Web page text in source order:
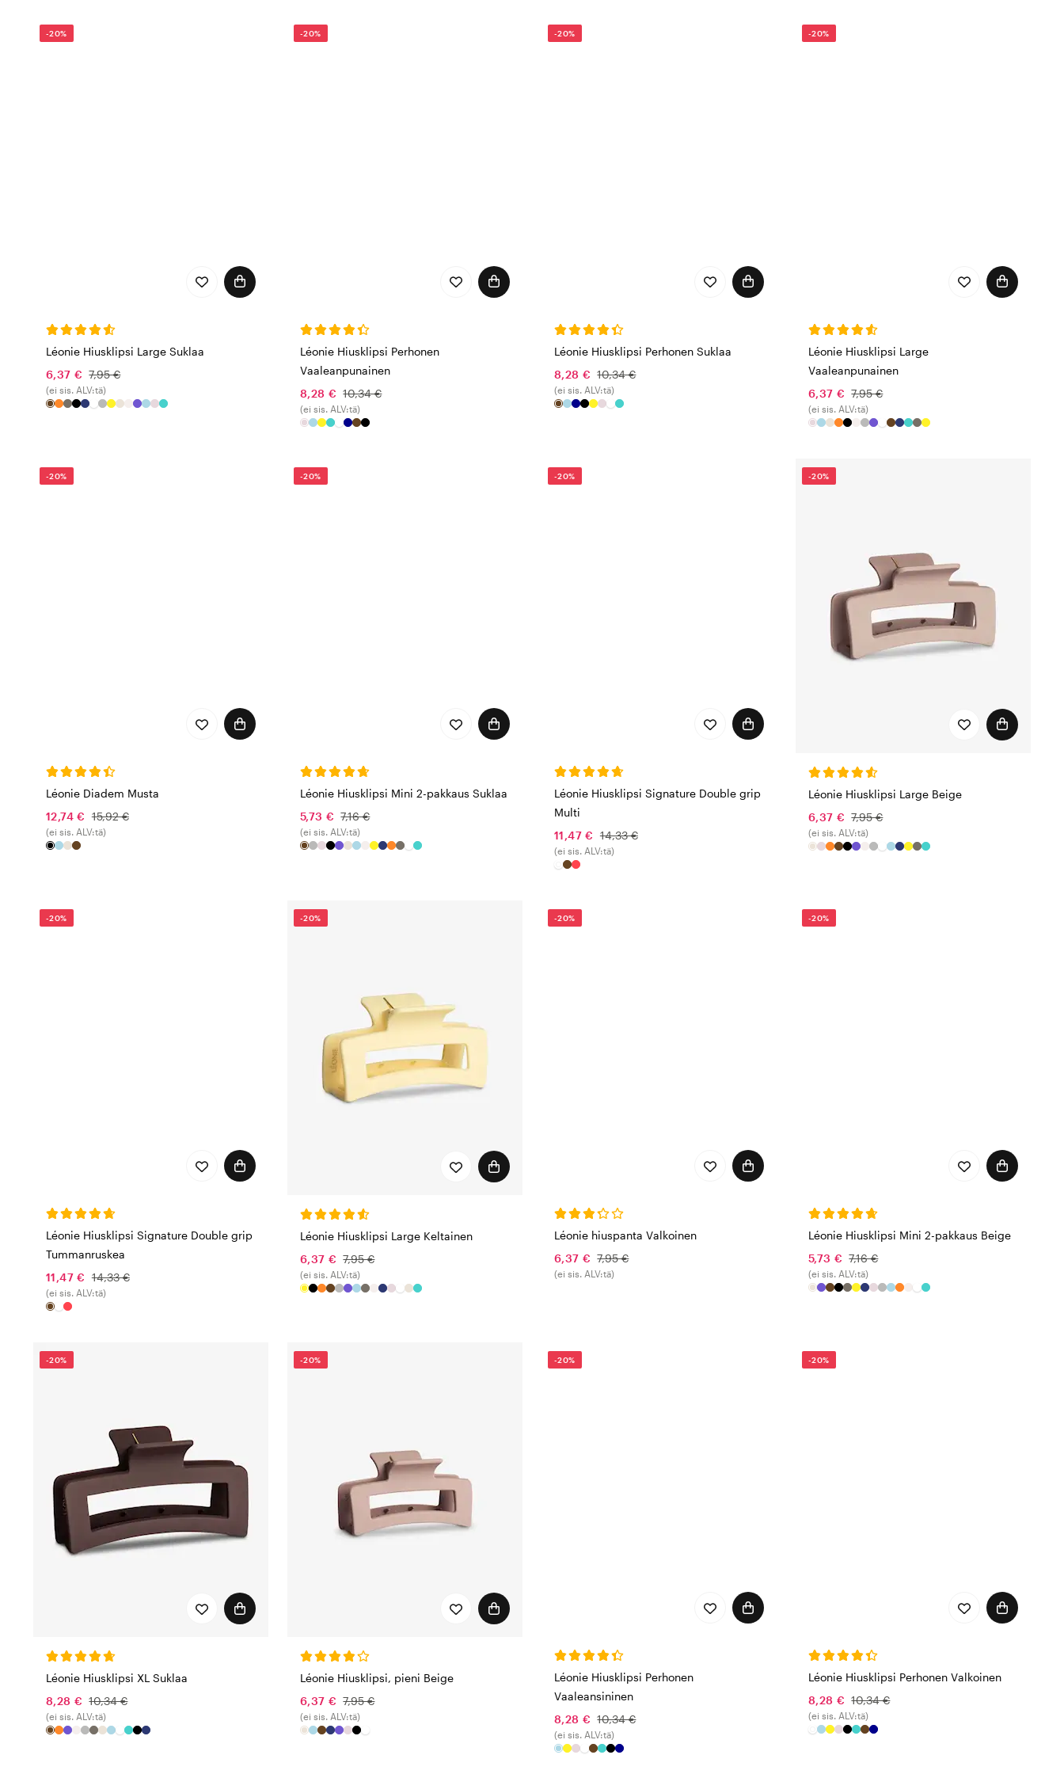
-20%
Léonie Hiusklipsi Large Suklaa
6,37 € 7,95 €
(ei sis. ALV:tä)
-20%
Léonie Hiusklipsi Perhonen
Vaaleanpunainen
8,28 € 10,34 €
(ei sis. ALV:tä)
-20%
Léonie Hiusklipsi Perhonen Suklaa
8,28 € 10,34 €
(ei sis. ALV:tä)
-20%
Léonie Hiusklipsi Large
Vaaleanpunainen
6,37 € 7,95 €
(ei sis. ALV:tä)
-20%
Léonie Diadem Musta
12,74 € 15,92 €
(ei sis. ALV:tä)
-20%
Léonie Hiusklipsi Mini 2-pakkaus Suklaa
5,73 € 7,16 €
(ei sis. ALV:tä)
-20%
Léonie Hiusklipsi Signature Double grip
Multi
11,47 € 14,33 €
(ei sis. ALV:tä)
-20%
Léonie Hiusklipsi Large Beige
6,37 € 7,95 €
(ei sis. ALV:tä)
-20%
Léonie Hiusklipsi Signature Double grip
Tummanruskea
11,47 € 14,33 €
(ei sis. ALV:tä)
-20%
Léonie Hiusklipsi Large Keltainen
6,37 € 7,95 €
(ei sis. ALV:tä)
-20%
Léonie hiuspanta Valkoinen
6,37 € 7,95 €
(ei sis. ALV:tä)
-20%
Léonie Hiusklipsi Mini 2-pakkaus Beige
5,73 € 7,16 €
(ei sis. ALV:tä)
-20%
Léonie Hiusklipsi XL Suklaa
8,28 € 10,34 €
(ei sis. ALV:tä)
-20%
Léonie Hiusklipsi, pieni Beige
6,37 € 7,95 €
(ei sis. ALV:tä)
-20%
Léonie Hiusklipsi Perhonen
Vaaleansininen
8,28 € 10,34 €
(ei sis. ALV:tä)
-20%
Léonie Hiusklipsi Perhonen Valkoinen
8,28 € 10,34 €
(ei sis. ALV:tä)